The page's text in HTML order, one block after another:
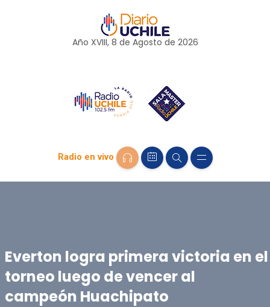
Año XVIII, 8 de Agosto de 2026
Radio en vivo
Everton logra primera victoria en el
torneo luego de vencer al
campeón Huachipato